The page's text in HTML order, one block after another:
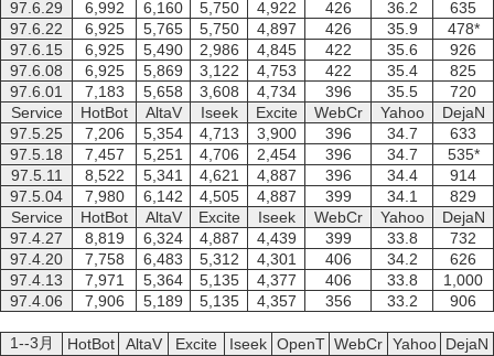
97.6.29 6,992 6,160 5,750 4,922 426 36.2
635
97.6.22
6,925 5,765 5,750 4,897 426 35.9
478*
97.6.15
6,925 5,490 2,986 4,845 422 35.6
926
97.6.08
6,925 5,869 3,122 4,753 422 35.4
825
97.6.01
7,183 5,658 3,608 4,734 396 35.5
720
Service
HotBot AltaV Iseek Excite WebCr Yahoo
DejaN
97.5.25
7,206 5,354 4,713 3,900 396 34.7
633
97.5.18
7,457 5,251 4,706 2,454 396 34.7
535*
97.5.11
8,522 5,341 4,621 4,887 396 34.4
914
97.5.04
7,980 6,142 4,505 4,887 399 34.1
829
Service
HotBot AltaV Excite Iseek WebCr Yahoo
DejaN
97.4.27
8,819 6,324 4,887 4,439 399 33.8
732
97.4.20
7,758 6,483 5,312 4,301 406 34.2
626
97.4.13
7,971 5,364 5,135 4,377 406 33.8
1,000
97.4.06
7,906 5,189 5,135 4,357 356 33.2 906
1--3月 HotBot AltaV Excite Iseek OpenT WebCr Yahoo DejaN